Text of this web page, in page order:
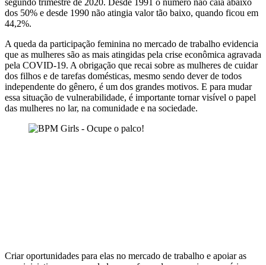
segundo trimestre de 2020. Desde 1991 o número não caía abaixo
dos 50% e desde 1990 não atingia valor tão baixo, quando ficou em
44,2%.
A queda da participação feminina no mercado de trabalho evidencia
que as mulheres são as mais atingidas pela crise econômica agravada
pela COVID-19. A obrigação que recai sobre as mulheres de cuidar
dos filhos e de tarefas domésticas, mesmo sendo dever de todos
independente do gênero, é um dos grandes motivos. E para mudar
essa situação de vulnerabilidade, é importante tornar visível o papel
das mulheres no lar, na comunidade e na sociedade.
Criar oportunidades para elas no mercado de trabalho e apoiar as